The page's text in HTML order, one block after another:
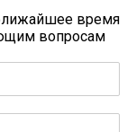
время
вопросам